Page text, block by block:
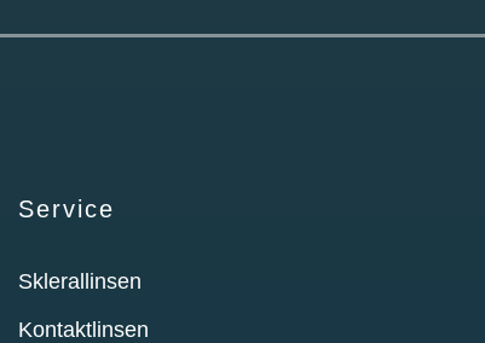
Service
Sklerallinsen
Kontaktlinsen